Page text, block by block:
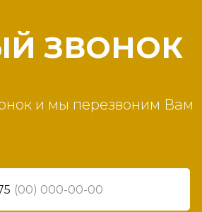
ЗВОНОК
и мы перезвоним Вам